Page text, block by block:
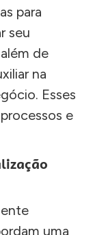
para
seu
de
na
Esses
e
uma